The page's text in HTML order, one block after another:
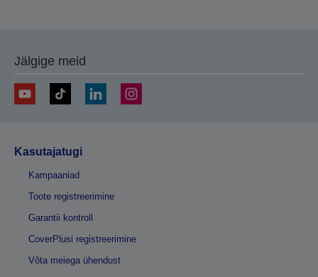
Jälgige meid
Kasutajatugi
Kampaaniad
Toote registreerimine
Garantii kontroll
CoverPlusi registreerimine
Võta meiega ühendust